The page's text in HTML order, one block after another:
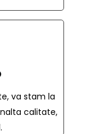
va stam la
calitate,